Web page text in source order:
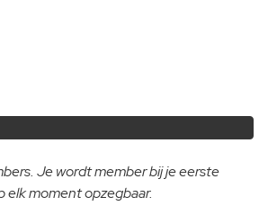
Je wordt member bij je eerste
moment opzegbaar.